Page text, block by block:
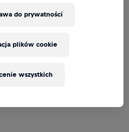
roku i brązowa medalistka
odpowiednio się nastawić,
do prywatności
wszystkich
plików cookie